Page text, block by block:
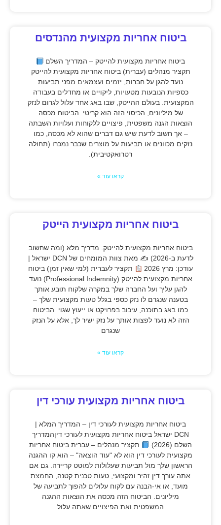
ביטוח אחריות מקצועית מהנדסים
ביטוח אחריות מקצועית להייטק – המדריך השלם
תקציר מנהלים (עברית) ביטוח אחריות מקצועית להייטק
נועד להגן על חברות, יזמים ועצמאים מפני תביעות
כספיות הנובעות מטעויות, ליקויים או מחדלים בעבודה
המקצועית. בעולם ההייטק, שבו באג אחד עלול לגרום לנזק
של מיליונים, הכיסוי הזה הוא קריטי. הביטוח מכסה
הוצאות הגנה משפטית, פיצויים ללקוחות ועלויות השבתה
– אך חשוב לדעת שיש גם דברים שהוא לא מכסה, כמו
נזקים מכוונים או תביעות על מוצרים שכבר נמכרו (תחולה
רטרואקטיבית).
קראו עוד »
ביטוח אחריות מקצועית הייטק
ביטוח אחריות מקצועית להייטק: מדריך מלא (ומה שחשוב
לדעת ב-2026) ✍
מאת צוות המומחים של DCN ישראל |
עודכן: מרץ 2026
תקציר לעברית (למי שאין זמן) ביטוח
אחריות מקצועית להייטק (Professional Indemnity) נועד
להגן עליך ועל החברה שלך במקרה שלקוח תובע אותך
בטענה שנגרם לו נזק כספי בגלל טעות מקצועית שלך –
כמו באג בתוכנה, עיכוב בפרויקט או ייעוץ שגוי. הביטוח
הזה לא נועד לפצות אותך על נזק ישיר לך, אלא על הנזק
שנגרם
קראו עוד »
ביטוח אחריות מקצועית עורכי דין
ביטוח אחריות מקצועית לעורכי דין – המדריך המלא |
DCN ישראל ביטוח אחריות מקצועית לעורכי דיןהמדריך
השלם (2026)
תקציר מנהלים – עברית ביטוח אחריות
מקצועית לעורכי דין הוא לא "עוד הוצאה" – הוא קו ההגנה
הראשון שלך מול תביעות שעלולות למוטט קריירה. גם אם
אתה עורך דין זהיר ומקצועי, טעות טכנית קטנה, החמצת
מועד, או אי-הבנה עם לקוח עלולים להפוך לתביעה של
מיליונים. הביטוח הזה מכסה את הוצאות ההגנה
המשפטית ואת הפיצויים שאתה עלול